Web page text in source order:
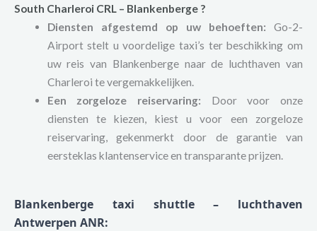
South Charleroi CRL – Blankenberge ?
Diensten afgestemd op uw behoeften: Go-2-
Airport stelt u voordelige taxi’s ter beschikking om
uw reis van Blankenberge naar de luchthaven van
Charleroi te vergemakkelijken.
Een zorgeloze reiservaring: Door voor onze
diensten te kiezen, kiest u voor een zorgeloze
reiservaring, gekenmerkt door de garantie van
eersteklas klantenservice en transparante prijzen.
Blankenberge taxi shuttle – luchthaven
Antwerpen ANR: